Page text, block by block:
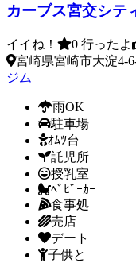
カーブス宮交シテ
イイね！ 0 行ったよ
宮崎県宮崎市大淀4-
ジム
雨OK
駐車場
ｵﾑﾂ台
託児所
授乳室
ﾍﾞﾋﾞｰｶｰ
食事処
売店
デート
子供と